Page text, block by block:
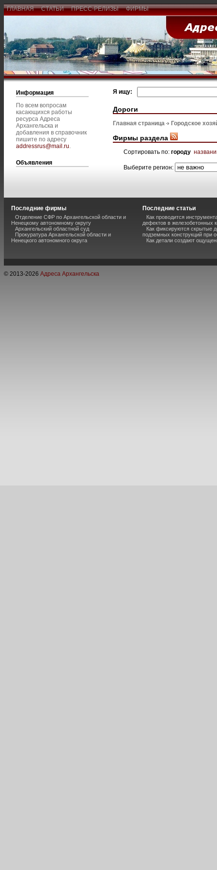
ГЛАВНАЯ СТАТЬИ ПРЕСС-РЕЛИЗЫ ФИРМЫ
Информация
По всем вопросам
касающихся работы
ресурса Адреса
Архангельска и
добавления в справочник
пишите по адресу
addressrus@mail.ru.
Объявления
Я ищу:
Дороги
Главная страница Городское
Фирмы раздела
Сортировать по: городу
Выберите регион:
Последние фирмы
Отделение СФР по Архангельской области и
Ненецкому автономному округу
Архангельский областной суд
Прокуратура Архангельской области и
Ненецкого автономного округа
Последние статьи
Как проводится
дефектов в железобетонных
Как фиксируются скрытые
подземных конструкций при
Как детали создают
© 2013-2026 Адреса Архангельска